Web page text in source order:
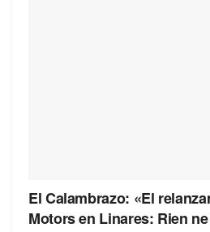
El Calambrazo: «El
Motors en Linares: Rien